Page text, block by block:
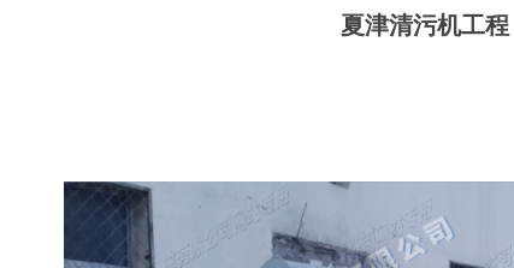
夏津清污机工程